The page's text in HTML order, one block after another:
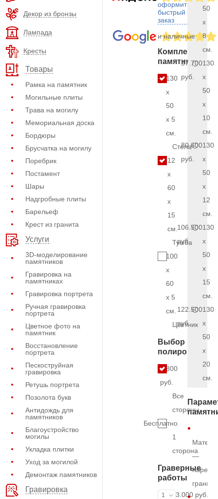
Декор из бронзы
Лампада
Кресты
Товары
Рамка на памятник
Могильные плиты
Трава на могилу
Мемориальная доска
Бордюры
Брусчатка на могилу
Поребрик
Постамент
Шары
Надгробные плиты
Барельеф
Крест из гранита
Услуги
3D-моделирование
памятников
Гравировка на
памятниках
Гравировка портрета
Ручная гравировка
портрета
Цветное фото на
памятник
Восстановление
портрета
Пескоструйная
гравировка
Ретушь портрета
Позолота букв
Антидождь для
памятников
Благоустройство
могилы
Укладка плитки
Уход за могилой
Демонтаж памятников
Гравировка
оформить
быстрый
заказ
и наличные
Комплект
памятника
130
x
50
x 5
см.
Стела
12
x
60
x
15
см.
Тумба
100
x
60
x 5
см.
Цветник
Выбор
полировки
6.800
руб.
Все
стороны
Бесплатно
1
сторона
Граверные
работы
ФИО и даты
1
3.000 руб.
50
x
8
см.
57.700
руб.
130
x
50
x
10
см.
80.600
руб.
130
x
50
x
12
см.
106.500
руб.
130
x
50
x
15
см.
122.500
руб.
130
x
50
x
20
см.
—
гранит